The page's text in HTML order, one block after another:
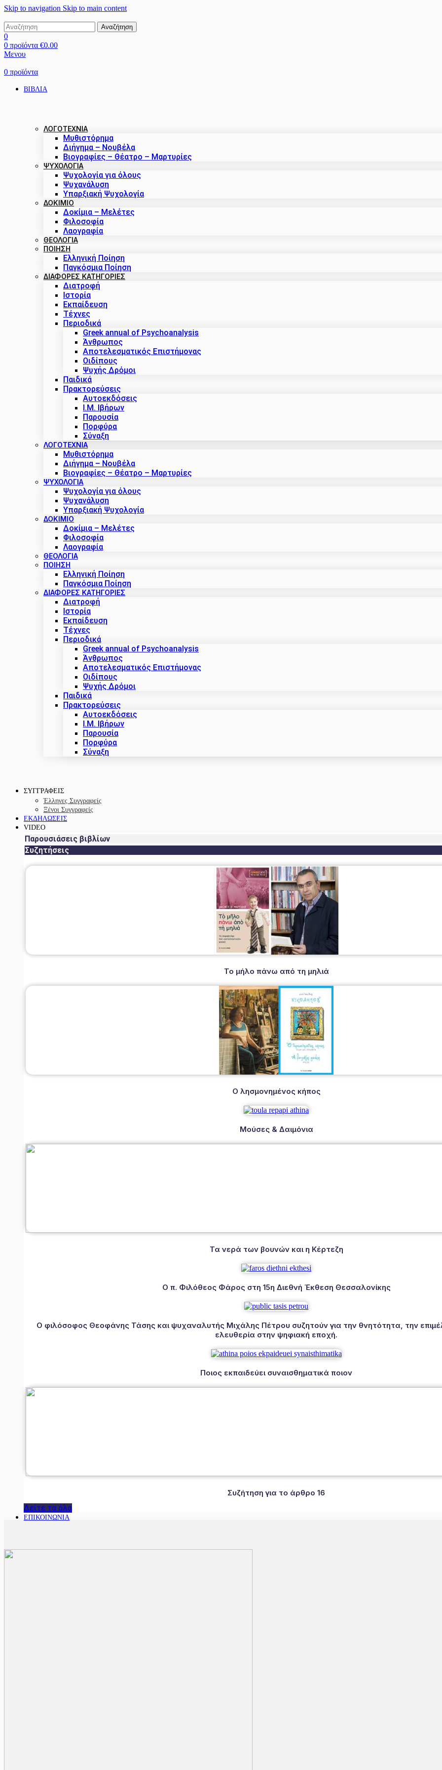
Skip to navigation Skip to main content
Αναζήτηση
0
0 προϊόντα €0.00
Μενου
0 προϊόντα
ΒΙΒΛΙΑ
ΛΟΓΟΤΕΧΝΙΑ
Μυθιστόρημα
Διήγημα – Νουβέλα
Βιογραφίες – Θέατρο – Μαρτυρίες
ΨΥΧΟΛΟΓΙΑ
Ψυχολογία για όλους
Ψυχανάλυση
Υπαρξιακή Ψυχολογία
ΔΟΚΊΜΙΟ
Δοκίμια – Μελέτες
Φιλοσοφία
Λαογραφία
ΘΕΟΛΟΓΙΑ
ΠΟΙΗΣΗ
Ελληνική Ποίηση
Παγκόσμια Ποίηση
ΔΙΑΦΟΡΕΣ ΚΑΤΗΓΟΡΙΕΣ
Διατροφή
Ιστορία
Εκπαίδευση
Τέχνες
Περιοδικά
Greek annual of Psychoanalysis
Άνθρωπος
Αποτελεσματικός Επιστήμονας
Οιδίπους
Ψυχής Δρόμοι
Παιδικά
Πρακτoρεύσεις
Αυτοεκδόσεις
Ι.Μ. Ιβήρων
Παρουσία
Πορφύρα
Σύναξη
ΛΟΓΟΤΕΧΝΙΑ
Μυθιστόρημα
Διήγημα – Νουβέλα
Βιογραφίες – Θέατρο – Μαρτυρίες
ΨΥΧΟΛΟΓΙΑ
Ψυχολογία για όλους
Ψυχανάλυση
Υπαρξιακή Ψυχολογία
ΔΟΚΊΜΙΟ
Δοκίμια – Μελέτες
Φιλοσοφία
Λαογραφία
ΘΕΟΛΟΓΙΑ
ΠΟΙΗΣΗ
Ελληνική Ποίηση
Παγκόσμια Ποίηση
ΔΙΑΦΟΡΕΣ ΚΑΤΗΓΟΡΙΕΣ
Διατροφή
Ιστορία
Εκπαίδευση
Τέχνες
Περιοδικά
Greek annual of Psychoanalysis
Άνθρωπος
Αποτελεσματικός Επιστήμονας
Οιδίπους
Ψυχής Δρόμοι
Παιδικά
Πρακτoρεύσεις
Αυτοεκδόσεις
Ι.Μ. Ιβήρων
Παρουσία
Πορφύρα
Σύναξη
ΣΥΓΓΡΑΦΕΙΣ
Έλληνες Συγγραφείς
Ξένοι Συγγραφείς
ΕΚΔΗΛΩΣΕΙΣ
VIDEO
Παρουσιάσεις βιβλίων
Συζητήσεις
Το μήλο πάνω από τη μηλιά
Ο λησμονημένος κήπος
Μούσες & Δαιμόνια
Τα νερά των βουνών και η Κέρτεζη
Ο π. Φιλόθεος Φάρος στη 15η Διεθνή Έκθεση Θεσσαλονίκης
Ο φιλόσοφος Θεοφάνης Τάσης και ψυχαναλυτής Μιχάλης Πέτρου συζητούν για την θνητότητα, την
ελευθερία στην ψηφιακή εποχή.
Ποιος εκπαιδεύει συναισθηματικά ποιον
Συζήτηση για το άρθρο 16
Δείτε τα όλα
ΕΠΙΚΟΙΝΩΝΙΑ